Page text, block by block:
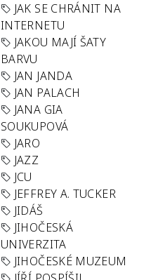
JAK SE CHRÁNIT NA
INTERNETU
JAKOU MAJÍ ŠATY
BARVU
JAN JANDA
JAN PALACH
JANA GIA
SOUKUPOVÁ
JARO
JAZZ
JCU
JEFFREY A. TUCKER
JIDÁŠ
JIHOČESKÁ
UNIVERZITA
JIHOČESKÉ MUZEUM